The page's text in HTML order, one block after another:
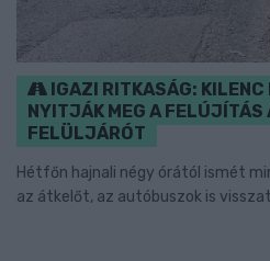
IGAZI RITKASÁG: KILENC
NYITJÁK MEG A
FELÜLJÁRÓT
Hétfőn hajnali négy órától ismét
az átkelőt, az autóbuszok is